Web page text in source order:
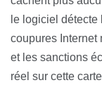
le logiciel
coupures Internet
et les sanctions
réel sur cette